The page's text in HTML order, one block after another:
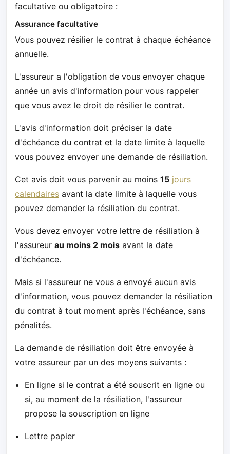
facultative ou obligatoire :
Assurance facultative
Vous pouvez résilier le contrat à chaque échéance
annuelle.
L'assureur a l'obligation de vous envoyer chaque
année un avis d'information pour vous rappeler
que vous avez le droit de résilier le contrat.
L'avis d'information doit préciser la date
d'échéance du contrat et la date limite à laquelle
vous pouvez envoyer une demande de résiliation.
Cet avis doit vous parvenir au moins 15 jours
calendaires avant la date limite à laquelle vous
pouvez demander la résiliation du contrat.
Vous devez envoyer votre lettre de résiliation à
l'assureur au moins 2 mois avant la date
d'échéance.
Mais si l'assureur ne vous a envoyé aucun avis
d'information, vous pouvez demander la résiliation
du contrat à tout moment après l'échéance, sans
pénalités.
La demande de résiliation doit être envoyée à
votre assureur par un des moyens suivants :
En ligne si le contrat a été souscrit en ligne ou
si, au moment de la résiliation, l'assureur
propose la souscription en ligne
Lettre papier